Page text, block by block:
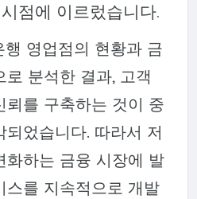
점에 이르렀습니다.
행 영업점의 현황과 금
분석한 결과, 고객
뢰를 구축하는 것이 중
었습니다. 따라서 저
화하는 금융 시장에 발
스를 지속적으로 개발